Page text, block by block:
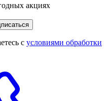
акциях
с условиями обработки